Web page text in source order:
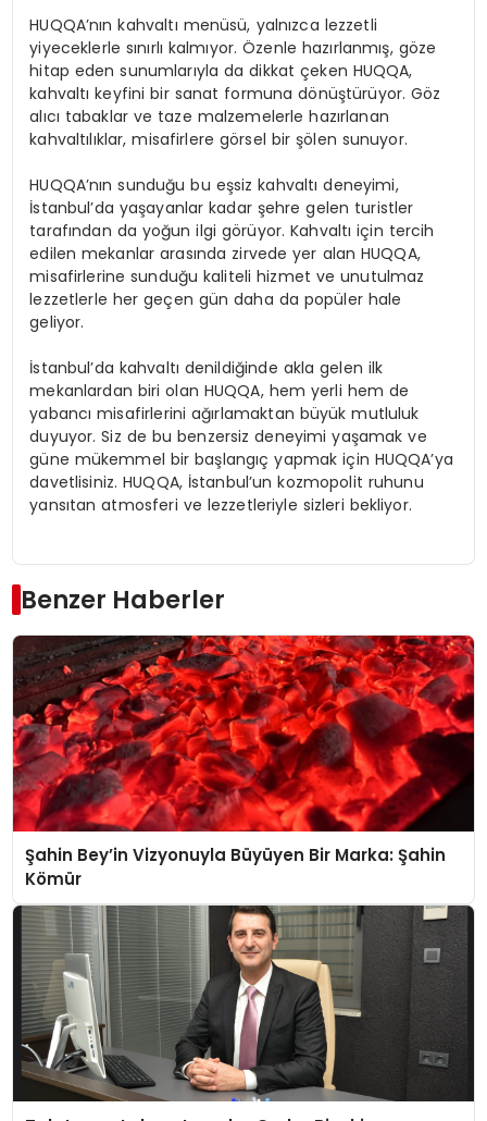
HUQQA’nın kahvaltı menüsü, yalnızca lezzetli
yiyeceklerle sınırlı kalmıyor. Özenle hazırlanmış, göze
hitap eden sunumlarıyla da dikkat çeken HUQQA,
kahvaltı keyfini bir sanat formuna dönüştürüyor. Göz
alıcı tabaklar ve taze malzemelerle hazırlanan
kahvaltılıklar, misafirlere görsel bir şölen sunuyor.
HUQQA’nın sunduğu bu eşsiz kahvaltı deneyimi,
İstanbul’da yaşayanlar kadar şehre gelen turistler
tarafından da yoğun ilgi görüyor. Kahvaltı için tercih
edilen mekanlar arasında zirvede yer alan HUQQA,
misafirlerine sunduğu kaliteli hizmet ve unutulmaz
lezzetlerle her geçen gün daha da popüler hale
geliyor.
İstanbul’da kahvaltı denildiğinde akla gelen ilk
mekanlardan biri olan HUQQA, hem yerli hem de
yabancı misafirlerini ağırlamaktan büyük mutluluk
duyuyor. Siz de bu benzersiz deneyimi yaşamak ve
güne mükemmel bir başlangıç yapmak için HUQQA’ya
davetlisiniz. HUQQA, İstanbul’un kozmopolit ruhunu
yansıtan atmosferi ve lezzetleriyle sizleri bekliyor.
Benzer Haberler
Şahin Bey’in Vizyonuyla Büyüyen Bir Marka: Şahin
Kömür